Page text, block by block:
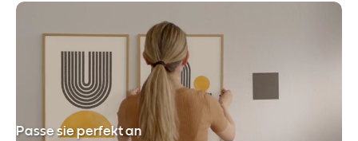
Passe sie perfekt an